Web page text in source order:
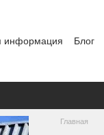
информация Блог
Главная